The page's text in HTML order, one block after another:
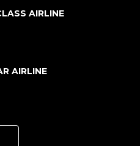
AIRLINE
AIRLINE